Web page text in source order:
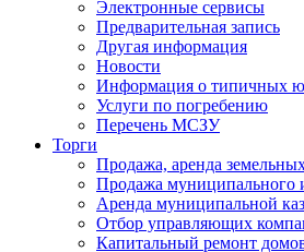
Электронные сервисы
Предварительная запись
Другая информация
Новости
Информация о типичных
Услуги по погребению
Перечень МСЗУ
Торги
Продажа, аренда
Продажа муниципального
Аренда муниципальной
Отбор управляющих
Капитальный ремонт